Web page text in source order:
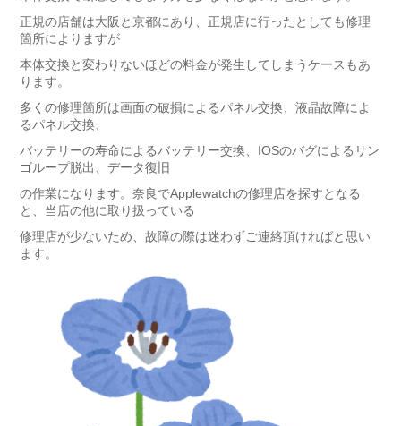
正規の店舗は大阪と京都にあり、正規店に行ったとしても修理
箇所によりますが
本体交換と変わりないほどの料金が発生してしまうケースもあ
ります。
多くの修理箇所は画面の破損によるパネル交換、液晶故障によ
るパネル交換、
バッテリーの寿命によるバッテリー交換、IOSのバグによるリン
ゴループ脱出、データ復旧
の作業になります。奈良でApplewatchの修理店を探すとなる
と、当店の他に取り扱っている
修理店が少ないため、故障の際は迷わずご連絡頂ければと思い
ます。